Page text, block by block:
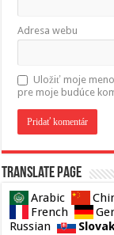
Adresa webu
Uložiť moje
pre moje budúce
Translate page
Arabic
French
Russian